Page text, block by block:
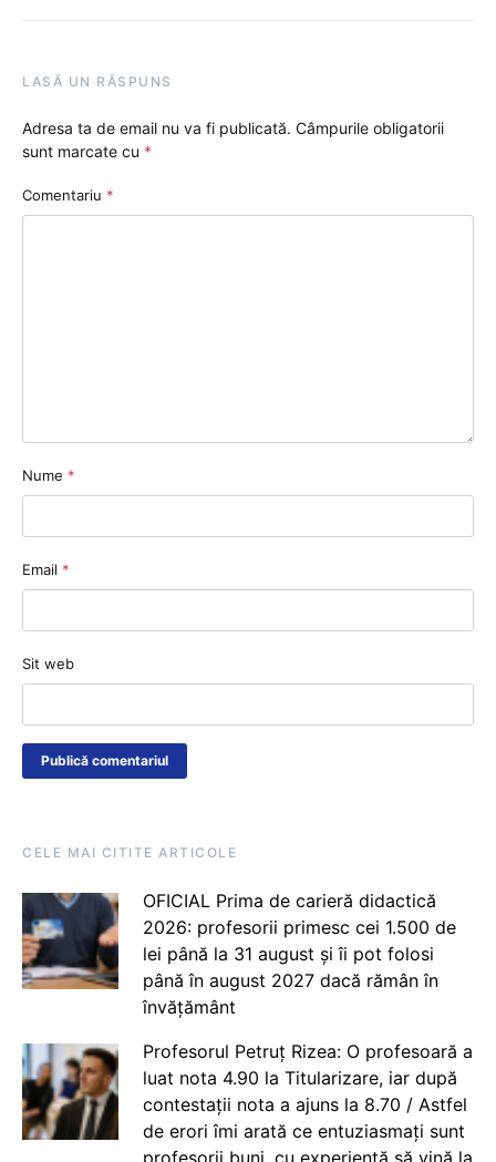
LASĂ UN RĂSPUNS
Adresa ta de email nu va fi publicată. Câmpurile obligatorii
sunt marcate cu *
Comentariu *
Nume *
Email *
Sit web
CELE MAI CITITE ARTICOLE
OFICIAL Prima de carieră didactică
2026: profesorii primesc cei 1.500 de
lei până la 31 august și îi pot folosi
până în august 2027 dacă rămân în
învățământ
Profesorul Petruț Rizea: O profesoară a
luat nota 4.90 la Titularizare, iar după
contestații nota a ajuns la 8.70 / Astfel
de erori îmi arată ce entuziasmați sunt